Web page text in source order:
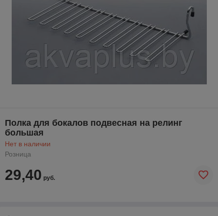
Полка для бокалов подвесная на релинг
большая
Нет в наличии
Розница
29,40 руб.